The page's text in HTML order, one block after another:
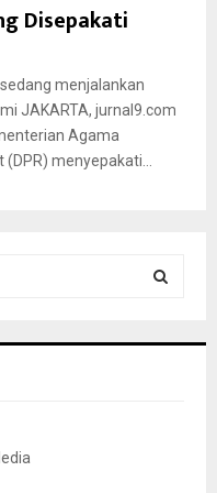
Disepakati
menjalankan
JAKARTA, jurnal9.com
Agama
menyepakati...